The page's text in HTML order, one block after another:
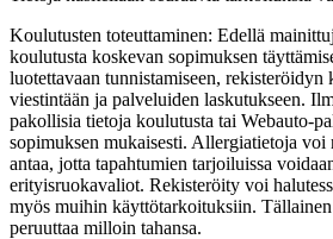
Koulutusten toteuttaminen: Edellä
koulutusta koskevan sopimuksen
luotettavaan tunnistamiseen, rekisteröidyn
viestintään ja palveluiden laskutukseen.
pakollisia tietoja koulutusta tai Webauto-
sopimuksen mukaisesti. Allergiatietoja voi
antaa, jotta tapahtumien tarjoiluissa
erityisruokavaliot. Rekisteröity voi
myös muihin käyttötarkoituksiin. Tällainen
peruuttaa milloin tahansa.